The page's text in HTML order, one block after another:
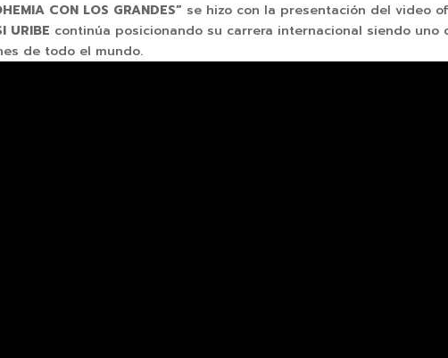
CON LOS GRANDES” se hizo con la presentación del video
URIBE continúa posicionando su carrera internacional siendo
de todo el mundo.